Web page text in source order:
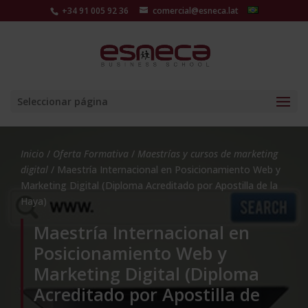
+34 91 005 92 36 comercial@esneca.lat
Seleccionar página
Inicio / Oferta Formativa / Maestrías y cursos de marketing
digital / Maestría Internacional en Posicionamiento Web y
Marketing Digital (Diploma Acreditado por Apostilla de la
Haya)
Maestría Internacional en
Posicionamiento Web y
Marketing Digital (Diploma
Acreditado por Apostilla de